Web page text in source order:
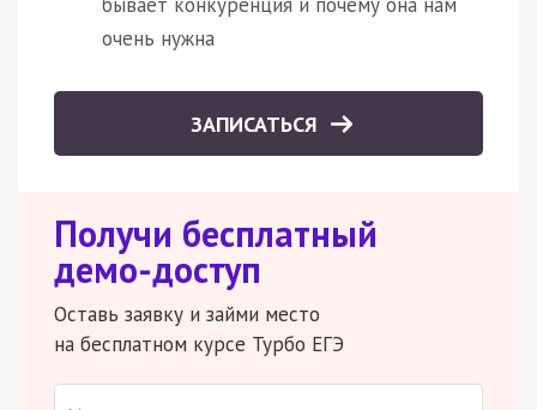
очень нужна
ЗАПИСАТЬСЯ
Получи бесплатный
демо-доступ
Оставь заявку и займи место
на бесплатном курсе Турбо ЕГЭ